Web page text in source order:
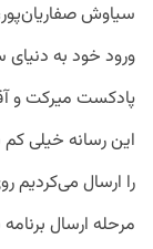
سیاوش
ورود خود به
پادکست میرکت و
این رسانه خیلی کم
را ارسال می‌کردیم
مرحله ارسال